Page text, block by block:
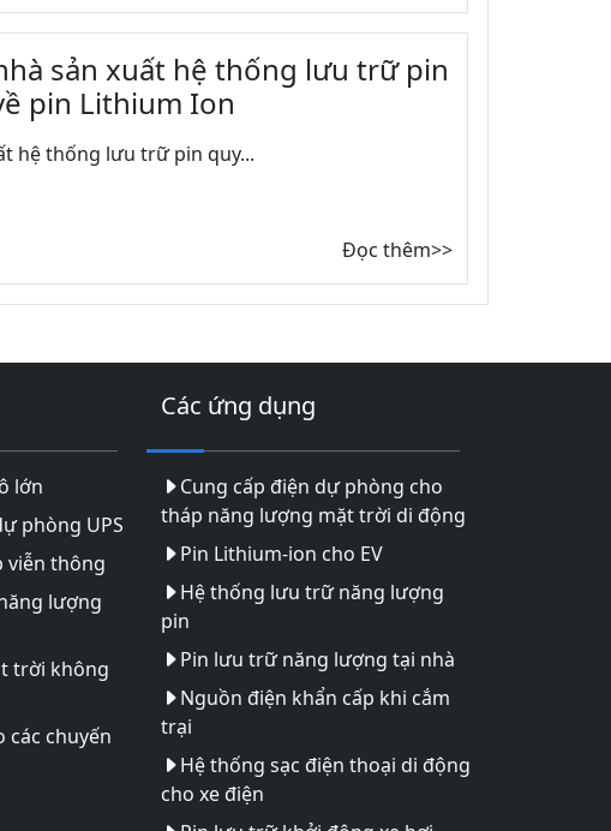
sản xuất hệ thống lưu trữ pin
pin Lithium Ion
hệ thống lưu trữ pin quy...
Đọc thêm>>
lớn
phòng UPS
viễn thông
lượng
trời không
các chuyến
Các ứng dụng
Cung cấp điện dự phòng cho
tháp năng lượng mặt trời di động
Pin Lithium-ion cho EV
Hệ thống lưu trữ năng lượng
pin
Pin lưu trữ năng lượng tại nhà
Nguồn điện khẩn cấp khi cắm
trại
Hệ thống sạc điện thoại di động
cho xe điện